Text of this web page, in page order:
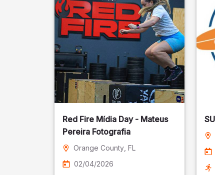
Red Fire Mídia Day - Mateus
Pereira Fotografia
Orange County , FL
02/04/2026